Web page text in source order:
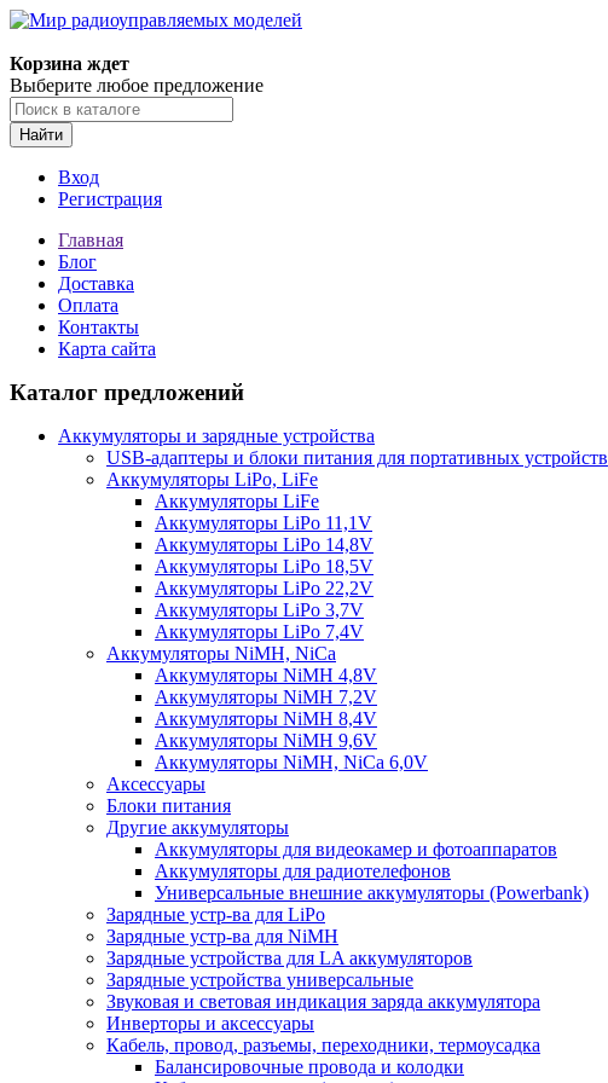
Корзина ждет
Выберите любое предложение
Найти
Вход
Регистрация
Главная
Блог
Доставка
Оплата
Контакты
Карта сайта
Каталог предложений
Аккумуляторы и зарядные устройства
USB-адаптеры и блоки питания для портативных устройств
Аккумуляторы LiPo, LiFe
Аккумуляторы LiFe
Аккумуляторы LiPo 11,1V
Аккумуляторы LiPo 14,8V
Аккумуляторы LiPo 18,5V
Аккумуляторы LiPo 22,2V
Аккумуляторы LiPo 3,7V
Аккумуляторы LiPo 7,4V
Аккумуляторы NiMH, NiCa
Аккумуляторы NiMH 4,8V
Аккумуляторы NiMH 7,2V
Аккумуляторы NiMH 8,4V
Аккумуляторы NiMH 9,6V
Аккумуляторы NiMH, NiCa 6,0V
Аксессуары
Блоки питания
Другие аккумуляторы
Аккумуляторы для видеокамер и фотоаппаратов
Аккумуляторы для радиотелефонов
Универсальные внешние аккумуляторы (Powerbank)
Зарядные устр-ва для LiPo
Зарядные устр-ва для NiMH
Зарядные устройства для LA аккумуляторов
Зарядные устройства универсальные
Звуковая и световая индикация заряда аккумулятора
Инверторы и аксессуары
Кабель, провод, разъемы, переходники, термоусадка
Балансировочные провода и колодки